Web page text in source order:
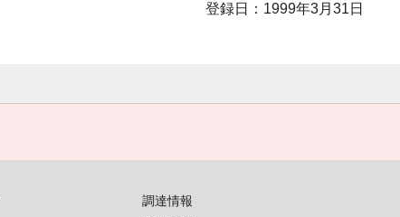
登録日：1999年3月31日
調達情報